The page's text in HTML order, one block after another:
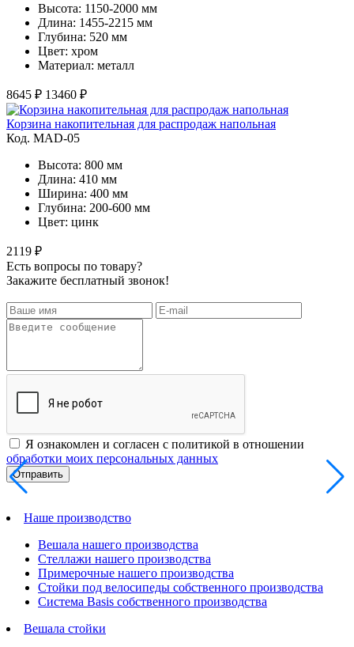
Высота: 1150-2000 мм
Длина: 1455-2215 мм
Глубина: 520 мм
Цвет: хром
Материал: металл
8645 ₽ 13460 ₽
Корзина накопительная для распродаж напольная
Код. MAD-05
Высота: 800 мм
Длина: 410 мм
Ширина: 400 мм
Глубина: 200-600 мм
Цвет: цинк
2119 ₽
Есть вопросы по товару?
Закажите бесплатный звонок!
Я ознакомлен и согласен с политикой в отношении
обработки моих персональных данных
Наше производство
Вешала нашего производства
Стеллажи нашего производства
Примерочные нашего производства
Стойки под велосипеды собственного производства
Система Basis собственного производства
Вешала стойки